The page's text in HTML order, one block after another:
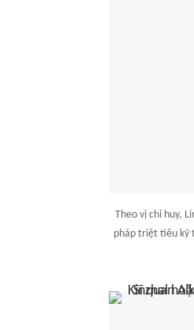
Theo vị chỉ huy,
pháp triệt tiêu kỹ